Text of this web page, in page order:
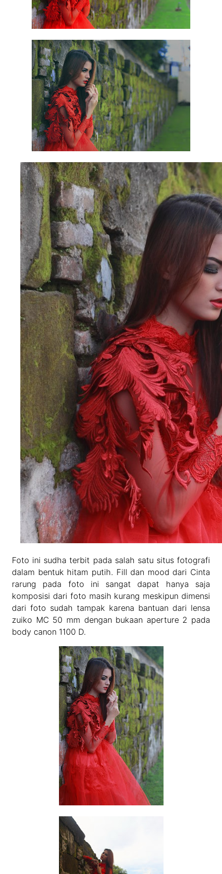
Foto ini sudha terbit pada salah satu situs fotografi
dalam bentuk hitam putih. Fill dan mood dari Cinta
rarung pada foto ini sangat dapat hanya saja
komposisi dari foto masih kurang meskipun dimensi
dari foto sudah tampak karena bantuan dari lensa
zuiko MC 50 mm dengan bukaan aperture 2 pada
body canon 1100 D.